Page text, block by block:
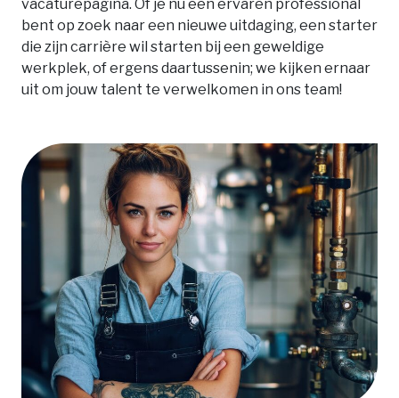
vacaturepagina. Of je nu een ervaren professional
bent op zoek naar een nieuwe uitdaging, een starter
die zijn carrière wil starten bij een geweldige
werkplek, of ergens daartussenin; we kijken ernaar
uit om jouw talent te verwelkomen in ons team!